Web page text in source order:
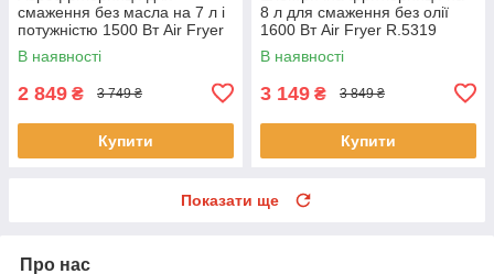
смаження без масла на 7 л і
потужністю 1500 Вт Air Fryer
RAF R.5354
Аерофритюрниця для дому
В наявності
2 849 ₴ 3 749 ₴
Купити
8 л для смаження без олії
1600 Вт Air Fryer R.5319
Повітряна фритюрниця
В наявності
3 149 ₴ 3 849 ₴
Купити
Показати ще
Про нас